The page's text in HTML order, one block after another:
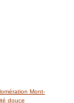
Mont-
douce